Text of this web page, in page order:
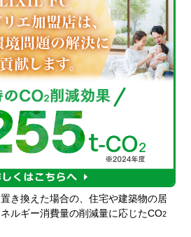
き換えた場合の、住宅や建築物の居
ルギー消費量の削減量に応じたCO2